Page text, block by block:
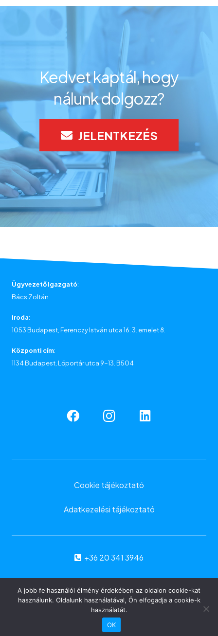
Kedvet kaptál, hogy
nálunk dolgozz?
JELENTKEZÉS
Ügyvezető igazgató:
Bács Zoltán
Iroda:
1053 Budapest, Ferenczy István utca 16. 3. emelet 8.
Központi cím:
1134 Budapest, Lőportár utca 9-13. B504
Cookie tájékoztató
Adatkezelési tájékoztató
+36 20 341 3946
info@artofinfo.eu
© ARTofINFO Kft. | Minden jog fenntartva
A jobb felhasználói élmény érdekében az oldalon cookie-kat
használunk. Oldalunk használatával, Ön elfogadja a cookie-k
használatát.
OK